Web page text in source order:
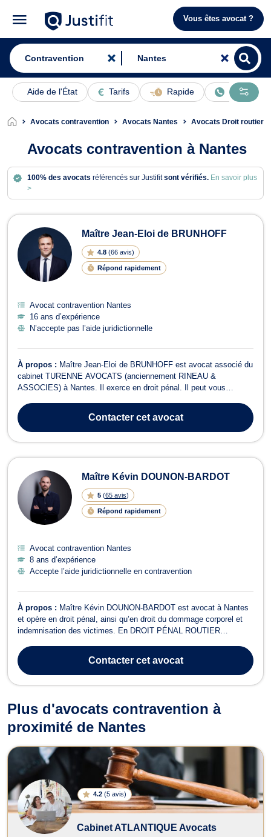
Vous êtes avocat ?
Aide de l'État Tarifs Rapide En ligne
Avocats contravention Avocats Nantes Avocats Droit routier
Avocats contravention à Nantes
100% des avocats référencés sur Justifitsont vérifiés. En savoir plus
>
Avocats en contravention à Nantes
Maître Jean-Eloi de BRUNHOFF
4.8 (66 avis)
Répond rapidement
Avocat contravention Nantes
16 ans d’expérience
N’accepte pas l’aide juridictionnelle
À propos : Maître Jean-Eloi de BRUNHOFF est avocat associé du
cabinet TURENNE AVOCATS (anciennement RINEAU &
ASSOCIES) à Nantes. Il exerce en droit pénal. Il peut vous
qu’il s’agisse de contravention, de délit ou de crime. En droit pénal
des affaires, Maître Jean-E...
Contactercet avocat
Maître Kévin DOUNON-BARDOT
5 (65 avis)
Répond rapidement
Avocat contravention Nantes
8 ans d’expérience
Accepte l’aide juridictionnelle en contravention
À propos : Maître Kévin DOUNON-BARDOT est avocat à Nantes
et opère en droit pénal, ainsi qu’en droit du dommage corporel et
indemnisation des victimes. En DROIT PÉNAL ROUTIER
volant, etc.). Il met son savoir faire et ses connaissances
techniques à votre service pour pré...
Contactercet avocat
Plus d'avocats contravention à
proximité de Nantes
4.2 (5 avis)
Cabinet ATLANTIQUE Avocats